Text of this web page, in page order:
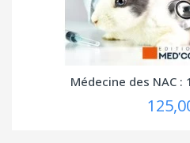
Médecine des NAC :